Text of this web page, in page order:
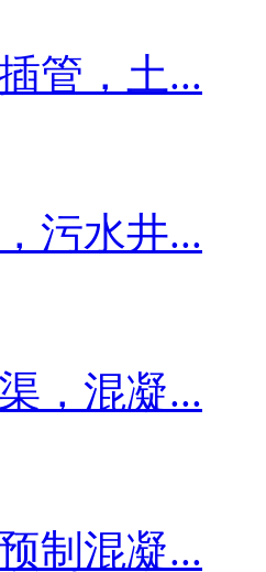
管，土...
污水井...
，混凝...
制混凝...